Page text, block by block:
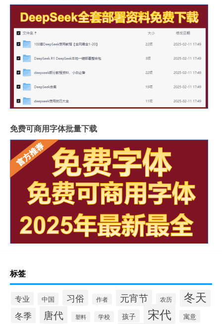
免费可商用字体批量下载
标签
专业 中国 习俗 作者 元宵节 农历 冬天
冬季 唐代 塑料 学校 孩子 宋代 寓意